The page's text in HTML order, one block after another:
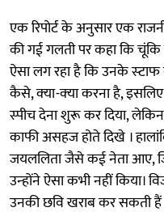
एक रिपोर्ट के अनुसार एक
की गई गलती पर कहा कि
ऐसा लग रहा है कि उनके स्‍टाफ
कैसे, क्‍या-क्‍या करना है,
स्‍पीच देना शुरू कर दिया,
काफी असहज होते दिखे ।
जयललिता जैसे कई नेता आए,
उन्‍होंने ऐसा कभी नहीं किया।
उनकी छवि खराब कर सकती हैं